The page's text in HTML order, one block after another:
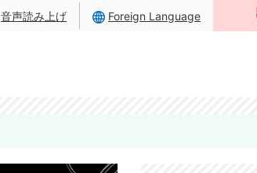
音声読み上げ Foreign Language